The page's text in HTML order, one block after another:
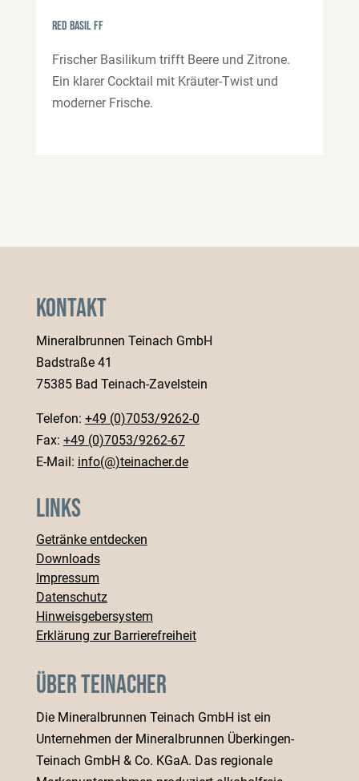
Red Basil FF
Frischer Basilikum trifft Beere und Zitrone.
Ein klarer Cocktail mit Kräuter-Twist und
moderner Frische.
Kontakt
Mineralbrunnen Teinach GmbH
Badstraße 41
75385 Bad Teinach-Zavelstein
Telefon: +49 (0)7053/9262-0
Fax: +49 (0)7053/9262-67
E-Mail: info(@)teinacher.de
Links
Getränke entdecken
Downloads
Impressum
Datenschutz
Hinweisgebersystem
Erklärung zur Barrierefreiheit
Über Teinacher
Die Mineralbrunnen Teinach GmbH ist ein
Unternehmen der Mineralbrunnen Überkingen-
Teinach GmbH & Co. KGaA. Das regionale